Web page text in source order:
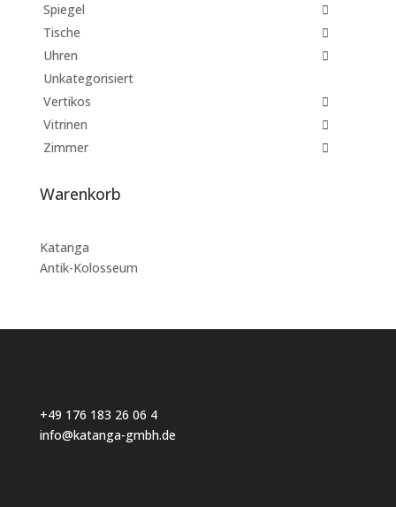
Spiegel
Tische
Uhren
Unkategorisiert
Vertikos
Vitrinen
Zimmer
Warenkorb
Katanga
Antik-Kolosseum
+49 176 183 26 06 4
info@katanga-gmbh.de